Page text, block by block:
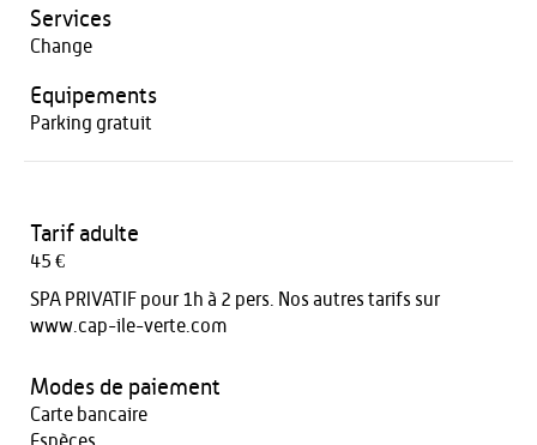
Services
Change
Equipements
Parking gratuit
Tarif adulte
45 €
SPA PRIVATIF pour 1h à 2 pers. Nos autres tarifs sur
www.cap-ile-verte.com
Modes de paiement
Carte bancaire